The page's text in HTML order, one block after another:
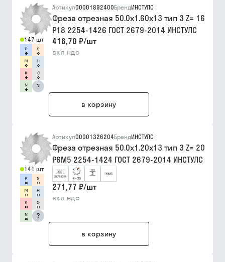
147 шт
?
Артикул00001892400БрендИНСТУЛС
Фреза отрезная 50.0х1.60х13 тип 3 Z= 16
Р18 2254-1426 ГОСТ 2679-2014 ИНСТУЛС
416,70 ₽/шт
вкл ндс
в корзину
141 шт
?
Артикул00001326204БрендИНСТУЛС
Фреза отрезная 50.0х1.20х13 тип 3 Z= 20
Р6М5 2254-1424 ГОСТ 2679-2014 ИНСТУЛС
271,77 ₽/шт
вкл ндс
в корзину